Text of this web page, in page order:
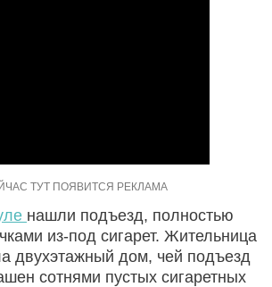
нашли подъезд, полностью
из-под сигарет. Жительница
двухэтажный дом, чей подъезд
сотнями пустых сигаретных